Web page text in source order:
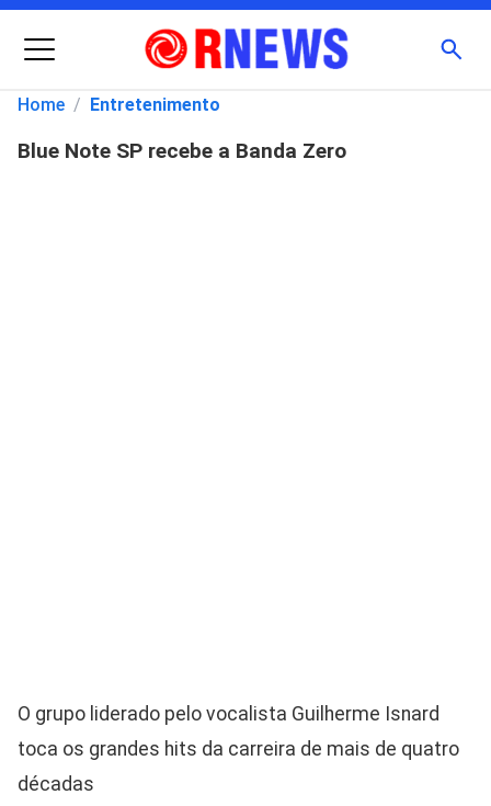
Menu
Pesquisar
Home / Entretenimento
Blue Note SP recebe a Banda Zero
O grupo liderado pelo vocalista Guilherme Isnard
toca os grandes hits da carreira de mais de quatro
décadas